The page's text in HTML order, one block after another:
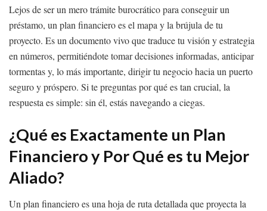
Lejos de ser un mero trámite burocrático para conseguir un
préstamo, un plan financiero es el mapa y la brújula de tu
proyecto. Es un documento vivo que traduce tu visión y estrategia
en números, permitiéndote tomar decisiones informadas, anticipar
tormentas y, lo más importante, dirigir tu negocio hacia un puerto
seguro y próspero. Si te preguntas por qué es tan crucial, la
respuesta es simple: sin él, estás navegando a ciegas.
¿Qué es Exactamente un Plan
Financiero y Por Qué es tu Mejor
Aliado?
Un plan financiero es una hoja de ruta detallada que proyecta la